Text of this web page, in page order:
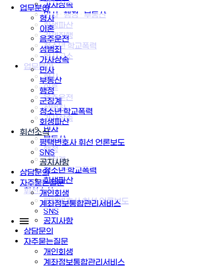
업무분야
형사
이혼
음주운전
성범죄
가사상속
민사
부동산
행정
군징계
청소년·학교폭력
회생파산
휘선소식
평택변호사 휘선 언론보도
SNS
공지사항
상담문의
자주묻는질문
개인회생
계좌정보통합관리서비스
가사상속
민사 · 행정 · 부동산
회생파산
강제집행
청소년·학교폭력
형사고소
업무분야
형사
이혼
음주운전
성범죄
가사상속
민사
부동산
행정
군징계
청소년·학교폭력
회생파산
휘선소식
평택변호사 휘선 언론보도
SNS
공지사항
상담문의
자주묻는질문
개인회생
계좌정보통합관리서비스